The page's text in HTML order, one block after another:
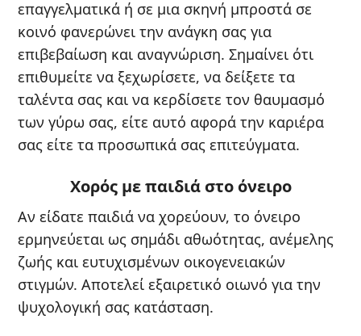
επαγγελματικά ή σε μια σκηνή μπροστά σε
κοινό φανερώνει την ανάγκη σας για
επιβεβαίωση και αναγνώριση. Σημαίνει ότι
επιθυμείτε να ξεχωρίσετε, να δείξετε τα
ταλέντα σας και να κερδίσετε τον θαυμασμό
των γύρω σας, είτε αυτό αφορά την καριέρα
σας είτε τα προσωπικά σας επιτεύγματα.
Χορός με παιδιά στο όνειρο
Αν είδατε παιδιά να χορεύουν, το όνειρο
ερμηνεύεται ως σημάδι αθωότητας, ανέμελης
ζωής και ευτυχισμένων οικογενειακών
στιγμών. Αποτελεί εξαιρετικό οιωνό για την
ψυχολογική σας κατάσταση.